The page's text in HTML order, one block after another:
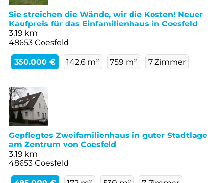
Sie streichen die Wände, wir die Kosten! Neuer
Kaufpreis für das Einfamilienhaus in Coesfeld
3,19 km
48653 Coesfeld
350.000 € 142,6 m² 759 m² 7 Zimmer
Gepflegtes Zweifamilienhaus in guter Stadtlage
am Zentrum von Coesfeld
3,19 km
48653 Coesfeld